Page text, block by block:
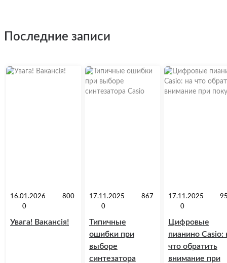
последние записи
Увага! Вакансія!
16.01.2026
800
0
Типичные
ошибки при
выборе
синтезатора
17.11.2025
867
0
Цифровые
пианино Casio:
что обратить
внимание при
17.11.2025
0